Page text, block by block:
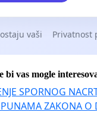
vaši Privatnost
bi vas mogle
SPORNOG
ZAKONA O